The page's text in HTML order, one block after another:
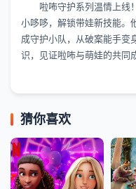
啦咘守护系列温情上线
小哆哆，解锁带娃新技能。
成守护小队，从破案能手变
识，见证啦咘与萌娃的共同
猜你喜欢